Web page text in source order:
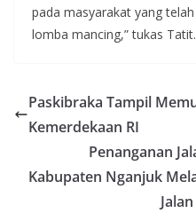
pada masyarakat yang
lomba mancing,” tukas
Paskibraka Tampil
Kemerdekaan RI
Penanganan
Kabupaten Nganjuk